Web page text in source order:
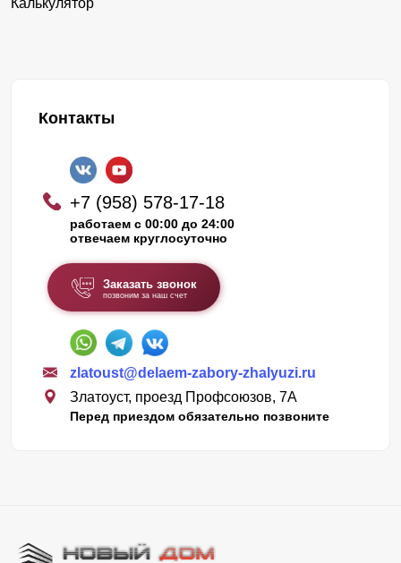
Калькулятор
Контакты
+7 (958) 578-17-18
работаем с 00:00 до 24:00
отвечаем круглосуточно
Заказать звонок
позвоним за наш счет
zlatoust@delaem-zabory-zhalyuzi.ru
Златоуст, проезд Профсоюзов, 7А
Перед приездом обязательно позвоните